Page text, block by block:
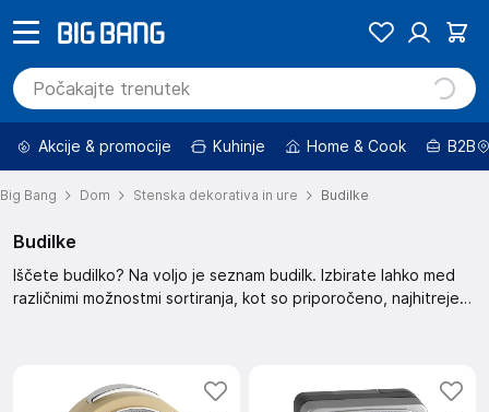
Akcije & promocije Kuhinje Home & Cook B2B
Big Bang Dom Stenska dekorativa in ure Budilke
Budilke
Iščete budilko? Na voljo je seznam budilk. Izbirate lahko med
različnimi možnostmi sortiranja, kot so priporočeno, najhitreje